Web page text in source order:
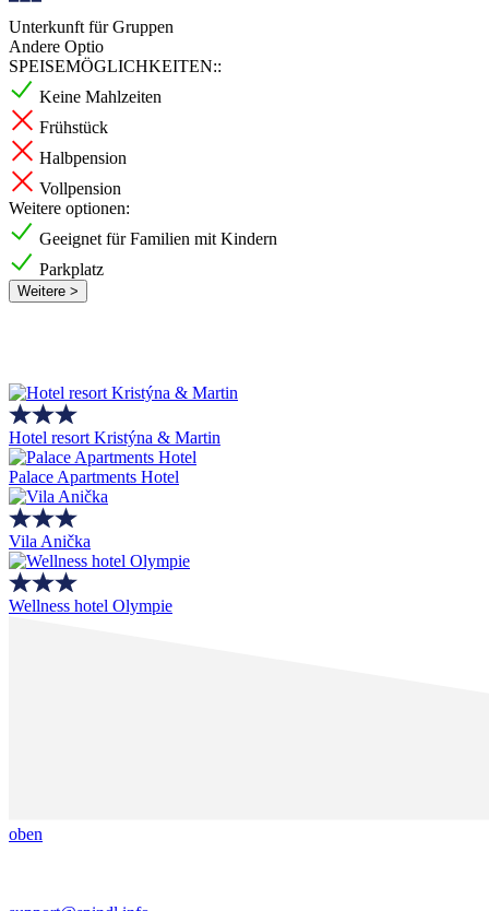
Unterkunft für Gruppen
Andere Optio
SPEISEMÖGLICHKEITEN::
Keine Mahlzeiten
Frühstück
Halbpension
Vollpension
Weitere optionen:
Geeignet für Familien mit Kindern
Parkplatz
Weitere >
Hotel resort Kristýna & Martin
Palace Apartments Hotel
Vila Anička
Wellness hotel Olympie
oben